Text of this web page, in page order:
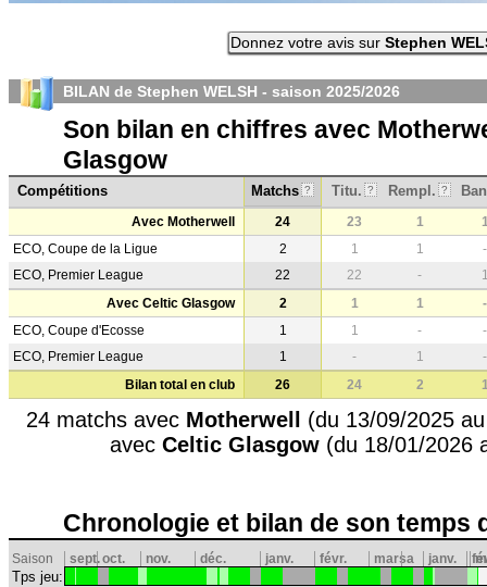
Donnez votre avis sur Stephen
BILAN de Stephen WELSH - saison 2025/2026
Son bilan en chiffres avec
Glasgow
Compétitions Matchs ? Titu. ? Rempl. ?
Avec Motherwell 24 23 1
ECO, Coupe de la Ligue
2 1 1
-
ECO, Premier League
22 22 -
Avec Celtic Glasgow
2 1 1
-
ECO, Coupe d'Ecosse
1 1 -
-
ECO, Premier League
1 - 1
-
Bilan total en club
26 24 2
24 matchs avec Motherwell
(du 13/09/2025
avec Celtic Glasgow(du 18/01/2026
Chronologie et bilan de son temps
Saison sept.oct. nov. déc. janv. févr. marsa janv.
Tps jeu: